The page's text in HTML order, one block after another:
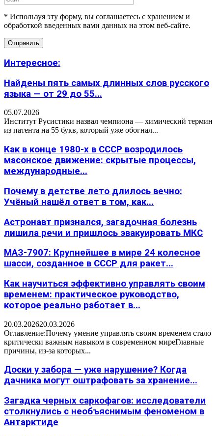
* Используя эту форму, вы соглашаетесь с хранением и
обработкой введенных вами данных на этом веб-сайте.
Интересное:
Найдены пять самых длинных слов русского
языка — от 29 до 55...
05.07.2026
Институт Русистики назвал чемпиона — химический термин
из патента на 55 букв, который уже обогнал...
Как в конце 1980-х в СССР возродилось
масонское движение: скрытые процессы,
международные...
Почему в детстве лето длилось вечно:
Учёный нашёл ответ в том, как...
Астронавт признался, загадочная болезнь
лишила речи и пришлось эвакуировать МКС
МАЗ-7907: Крупнейшее в мире 24 колесное
шасси, созданное в СССР для ракет...
Как научиться эффективно управлять своим
временем: практическое руководство,
которое реально работает в...
20.03.202620.03.2026
Оглавление:Почему умение управлять своим временем стало
критически важным навыком в современном миреГлавные
причины, из-за которых...
Доски у забора — уже нарушение? Когда
дачника могут оштрафовать за хранение...
Загадка черных саркофагов: исследователи
столкнулись с необъяснимым феноменом в
Антарктиде